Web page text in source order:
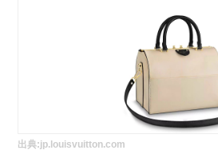
出典:jp.louisvuitton.com